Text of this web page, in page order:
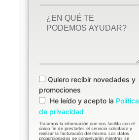
Quiero recibir novedades y
promociones
He leído y acepto la Política
de privacidad
Tratamos la información que nos facilita con el
único fin de prestarles el servicio solicitado y
realizar la facturación del mismo. Los datos
proporcionados se conservarán mientras se